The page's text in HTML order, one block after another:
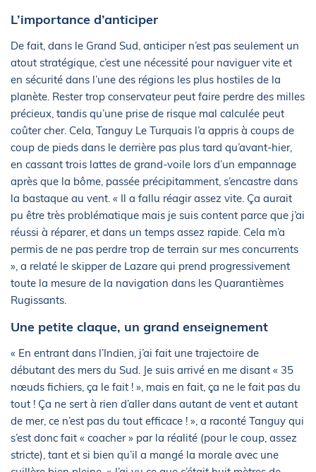
L’importance d’anticiper
De fait, dans le Grand Sud, anticiper n’est pas seulement un
atout stratégique, c’est une nécessité pour naviguer vite et
en sécurité dans l’une des régions les plus hostiles de la
planète. Rester trop conservateur peut faire perdre des milles
précieux, tandis qu’une prise de risque mal calculée peut
coûter cher. Cela, Tanguy Le Turquais l’a appris à coups de
coup de pieds dans le derrière pas plus tard qu’avant-hier,
en cassant trois lattes de grand-voile lors d’un empannage
après que la bôme, passée précipitamment, s’encastre dans
la bastaque au vent. « Il a fallu réagir assez vite. Ça aurait
pu être très problématique mais je suis content parce que j’ai
réussi à réparer, et dans un temps assez rapide. Cela m’a
permis de ne pas perdre trop de terrain sur mes concurrents
», a relaté le skipper de Lazare qui prend progressivement
toute la mesure de la navigation dans les Quarantièmes
Rugissants.
Une petite claque, un grand enseignement
« En entrant dans l’Indien, j’ai fait une trajectoire de
débutant des mers du Sud. Je suis arrivé en me disant « 35
nœuds fichiers, ça le fait ! », mais en fait, ça ne le fait pas du
tout ! Ça ne sert à rien d’aller dans autant de vent et autant
de mer, ce n’est pas du tout efficace ! », a raconté Tanguy qui
s’est donc fait « coacher » par la réalité (pour le coup, assez
stricte), tant et si bien qu’il a mangé la morale avec une